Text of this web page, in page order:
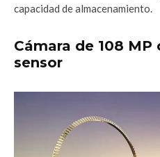
capacidad de almacenamiento.
Cámara de 108 MP
sensor